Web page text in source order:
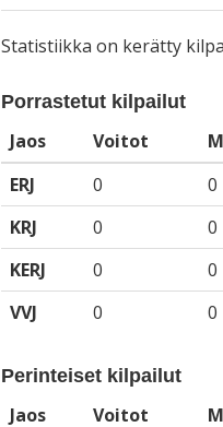
Statistiikka on kerätty
Porrastetut kilpailut
Jaos Voitot
ERJ
0 0
KRJ
0 0
KERJ
0 0
VVJ
0 0
Perinteiset kilpailut
Jaos Voitot